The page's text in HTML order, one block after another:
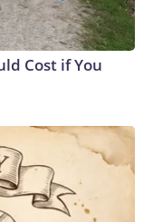
Trump, se ha
que las
de municiones de
en un momento
mientras
acuerdo.Arabia
puertos y
a hutíesÁngel
de Guerrero,
Cost if You